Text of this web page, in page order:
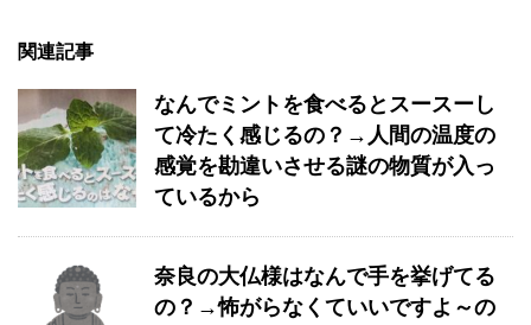
関連記事
なんでミントを食べるとスースーし
て冷たく感じるの？→人間の温度の
感覚を勘違いさせる謎の物質が入っ
ているから
奈良の大仏様はなんで手を挙げてる
の？→怖がらなくていいですよ～の